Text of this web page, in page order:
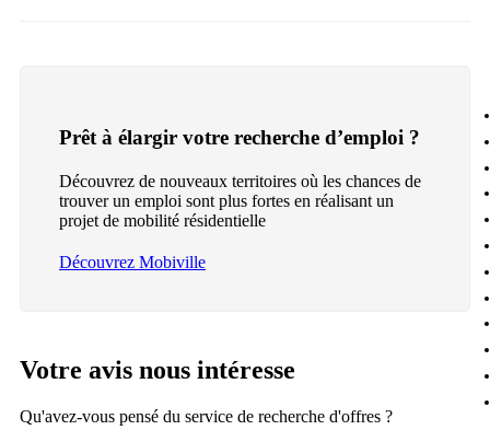
Prêt à élargir votre recherche d’emploi ?
Découvrez de nouveaux territoires où les chances de
trouver un emploi sont plus fortes en réalisant un
projet de mobilité résidentielle
Découvrez Mobiville
Votre avis nous intéresse
Qu'avez-vous pensé du service de recherche d'offres ?